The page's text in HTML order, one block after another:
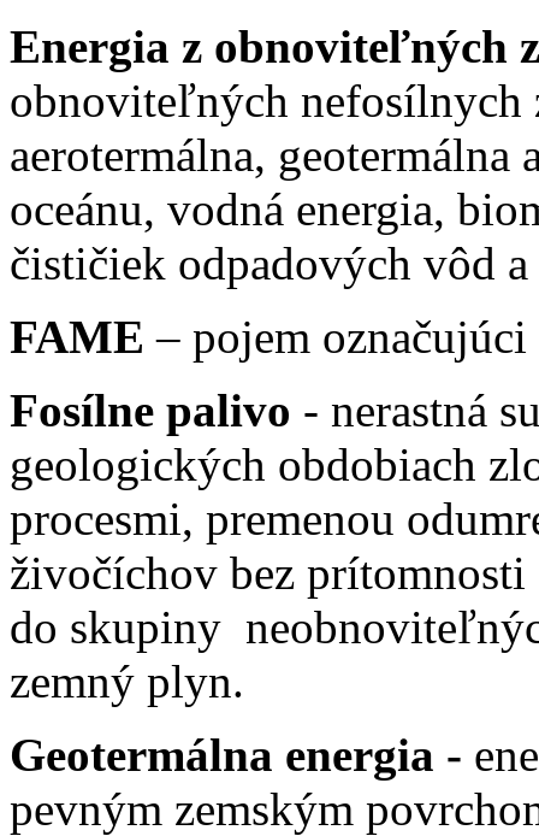
Energia z obnoviteľných
obnoviteľných nefosílnych
aerotermálna, geotermálna
oceánu, vodná energia,
čističiek odpadových vôd
FAME– pojem
Fosílne palivo - nerastná
geologických obdobiach
procesmi, premenou
živočíchov bez
do skupiny
zemný plyn.
Geotermálna energia -
pevným zemským